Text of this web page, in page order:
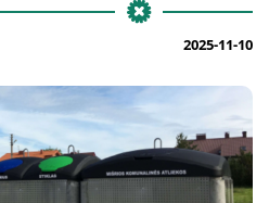
2025-11-10